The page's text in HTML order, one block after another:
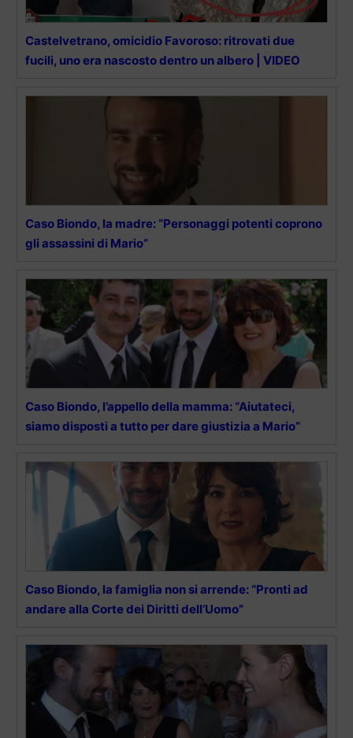
Castelvetrano, omicidio Favoroso: ritrovati due
fucili, uno era nascosto dentro un albero | VIDEO
Caso Biondo, la madre: “Personaggi potenti coprono
gli assassini di Mario”
Caso Biondo, l’appello della mamma: “Aiutateci,
siamo disposti a tutto per dare giustizia a Mario”
Caso Biondo, la famiglia non si arrende: “Pronti ad
andare alla Corte dei Diritti dell’Uomo”